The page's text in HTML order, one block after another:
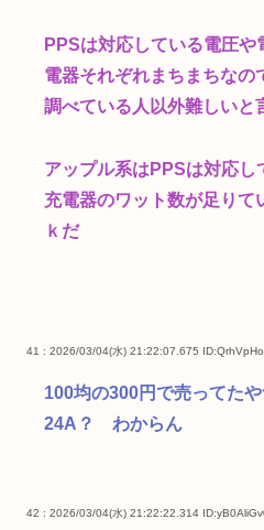
PPSは対応している電圧
電器それぞれまちまちなの
調べている人以外難しいと
アップル系はPPSは対応し
充電器のワット数が足りて
ｋだ
41 : 2026/03/04(水) 21:22:07.675
100均の300円で売ってた
24A？ わからん
42 : 2026/03/04(水) 21:22:22.314